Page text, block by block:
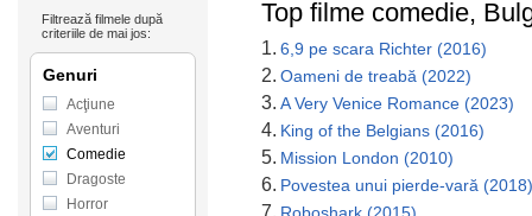
Top filme comedie,
1. 6,9 pe scara Richter (2016)
2. Oameni de treabă (2022)
3. A Very Venice Romance (2023)
4. King of the Belgians (2016)
5. Mission London (2010)
6. Povestea unui pierde-vară (2018)
7.
Filtrează filmele după
criteriile de mai jos:
Genuri
Acţiune
Aventuri
Comedie
Dragoste
Horror